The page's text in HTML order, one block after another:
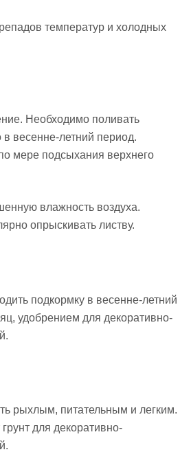
температур и холодных
Необходимо поливать
в весенне-летний период.
мере подсыхания верхнего
влажность воздуха.
опрыскивать листву.
подкормку в весенне-летний
удобрением для декоративно-
рыхлым, питательным и легким.
для декоративно-